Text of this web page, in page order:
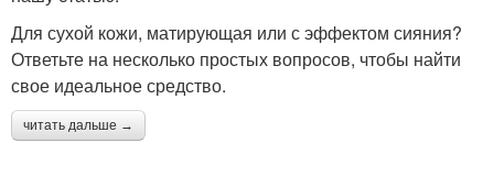
Для сухой кожи, матирующая или с эффектом сияния?
Ответьте на несколько простых вопросов, чтобы найти
свое идеальное средство.
читать дальше →